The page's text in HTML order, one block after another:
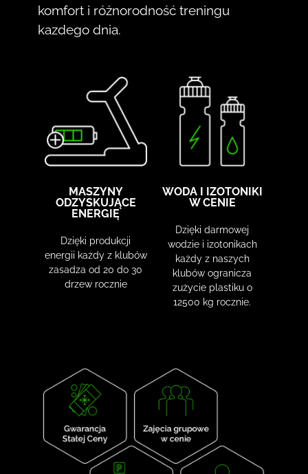
komfort i różnorodność treningu
kazdego dnia.
MASZYNY
ODZYSKUJĄCE
ENERGIĘ
Dzięki produkcji
energii każdy z klubów
zasadza od 20 do 30
drzew rocznie
WODA I IZOTONIKI
W CENIE
Dzięki darmowej
wodzie i izotonikach
każdy z naszych
klubów ogranicza
zużycie plastiku o
12500 kg rocznie.